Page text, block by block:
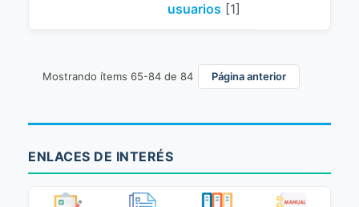
usuarios [1]
Mostrando ítems 65-84 de 84 Página anterior
ENLACES DE INTERÉS